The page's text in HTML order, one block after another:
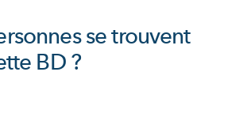
se trouvent
BD ?